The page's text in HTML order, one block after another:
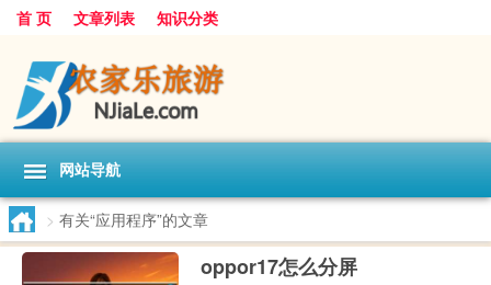
首 页 文章列表 知识分类
网站导航
> 有关“应用程序”的文章
oppor17怎么分屏